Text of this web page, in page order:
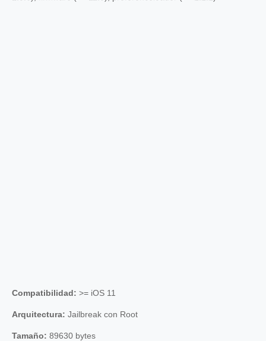
Compatibilidad: >= iOS 11
Arquitectura: Jailbreak con Root
Tamaño: 89630 bytes